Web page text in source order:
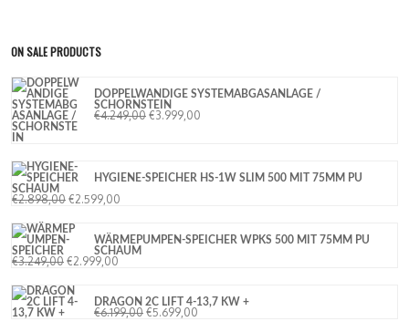
ON SALE PRODUCTS
DOPPELWANDIGE SYSTEMABGASANLAGE /
SCHORNSTEIN
€4.249,00 €3.999,00
HYGIENE-SPEICHER HS-1W SLIM 500 MIT 75MM PU
SCHAUM
€2.898,00 €2.599,00
WÄRMEPUMPEN-SPEICHER WPKS 500 MIT 75MM PU
SCHAUM
€3.249,00 €2.999,00
DRAGON 2C LIFT 4-13,7 KW +
€6.199,00 €5.699,00